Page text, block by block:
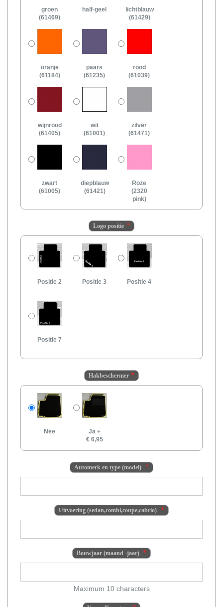
groen
(61469)
half-geel
lichtblauw
(61429)
oranje
(61184)
paars
(61235)
rood
(61039)
wijnrood
(61405)
wit
(61001)
zilver
(61471)
zwart
(61005)
diepblauw
(61421)
Roze
(2320
pink)
Logo positie
Positie 2 Positie 3 Positie 4
Positie 7
Hakbeschermer
Nee Ja +
€ 6,95
Automerk en type (model)
Uitvoering (sedan,combi,coupe,cabrio)
Bouwjaar (maand -jaar)
Maximum 10 characters